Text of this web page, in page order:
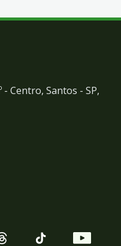
- Centro, Santos - SP,